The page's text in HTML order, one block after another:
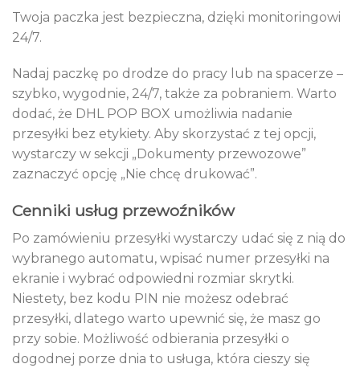
Twoja paczka jest bezpieczna, dzięki monitoringowi
24/7.
Nadaj paczkę po drodze do pracy lub na spacerze –
szybko, wygodnie, 24/7, także za pobraniem. Warto
dodać, że DHL POP BOX umożliwia nadanie
przesyłki bez etykiety. Aby skorzystać z tej opcji,
wystarczy w sekcji „Dokumenty przewozowe”
zaznaczyć opcję „Nie chcę drukować”.
Cenniki usług przewoźników
Po zamówieniu przesyłki wystarczy udać się z nią do
wybranego automatu, wpisać numer przesyłki na
ekranie i wybrać odpowiedni rozmiar skrytki.
Niestety, bez kodu PIN nie możesz odebrać
przesyłki, dlatego warto upewnić się, że masz go
przy sobie. Możliwość odbierania przesyłki o
dogodnej porze dnia to usługa, która cieszy się